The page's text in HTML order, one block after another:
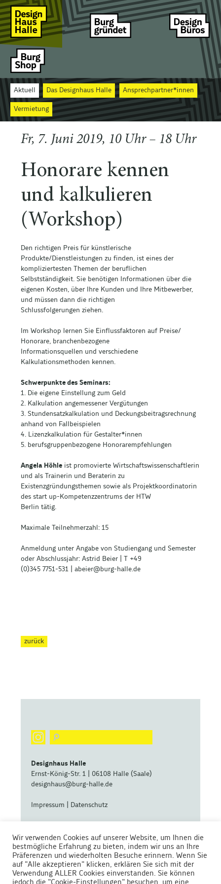
Aktuell Das Designhaus Halle Ansprechpartner*innen
Vermietung
Fr, 7. Juni 2019, 10 Uhr – 18 Uhr
Honorare kennen
und kalkulieren
(Workshop)
Den richtigen Preis für künstlerische
Produkte/Dienstleistungen zu finden, ist eines der
kompliziertesten Themen der beruflichen
Selbstständigkeit. Sie benötigen Informationen über die
eigenen Kosten, über Ihre Kunden und Ihre Mitbewerber,
und müssen dann die richtigen
Schlussfolgerungen ziehen.
Im Workshop lernen Sie Einflussfaktoren auf Preise/
Honorare, branchenbezogene
Informationsquellen und verschiedene
Kalkulationsmethoden kennen.
Schwerpunkte des Seminars:
1. Die eigene Einstellung zum Geld
2. Kalkulation angemessener Vergütungen
3. Stundensatzkalkulation und Deckungsbeitragsrechnung
anhand von Fallbeispielen
4. Lizenzkalkulation für Gestalter*innen
5. berufsgruppenbezogene Honorarempfehlungen
Angela Höhle ist promovierte Wirtschaftswissenschaftlerin
und als Trainerin und Beraterin zu
Existenzgründungsthemen sowie als Projektkoordinatorin
des start up-Kompetenzzentrums der HTW
Berlin tätig.
Maximale Teilnehmerzahl: 15
Anmeldung unter Angabe von Studiengang und Semester
oder Abschlussjahr: Astrid Beier | T +49
(0)345 7751-531 | abeier@burg-halle.de
zurück
Designhaus Halle
Ernst-König-Str. 1 | 06108 Halle (Saale)
designhaus@burg-halle.de
Impressum Datenschutz
Wir verwenden Cookies auf unserer Website, um Ihnen die
bestmögliche Erfahrung zu bieten, indem wir uns an Ihre
Präferenzen und wiederholten Besuche erinnern. Wenn Sie
auf "Alle akzeptieren" klicken, erklären Sie sich mit der
Verwendung ALLER Cookies einverstanden. Sie können
jedoch die "Cookie-Einstellungen" besuchen, um eine